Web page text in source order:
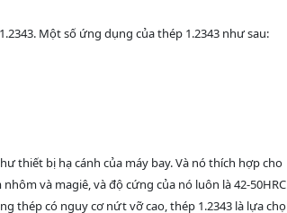
Một số ứng dụng của thép 1.2343 như sau:
thiết bị hạ cánh của máy bay. Và nó thích hợp cho
và magiê, và độ cứng của nó luôn là 42-
thép có nguy cơ nứt vỡ cao, thép 1.2343 là lựa